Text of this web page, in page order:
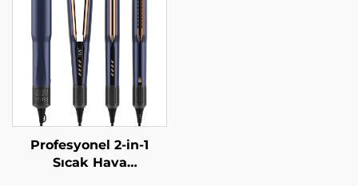
Kuaförler İçin One
Step Sıcak Hava
Fırçası
Profesyonel 2-in-1
Sıcak Hava